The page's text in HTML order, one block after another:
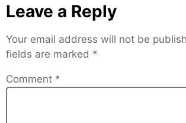
Leave a Reply
Your email address will not be
fields are marked *
Comment *